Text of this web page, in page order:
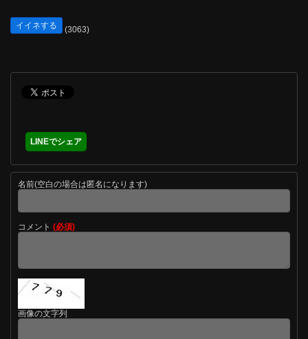
イイネする (3063)
LINEでシェア
名前(空白の場合は匿名になります)
コメント (必須)
画像の文字列